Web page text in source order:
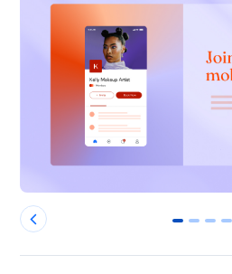
0 1 2 3